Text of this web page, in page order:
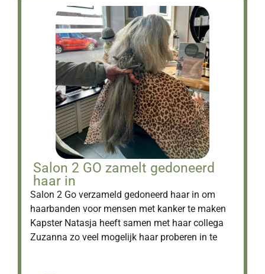
Salon 2 GO zamelt gedoneerd
haar in
Salon 2 Go verzameld gedoneerd haar in om
haarbanden voor mensen met kanker te maken
Kapster Natasja heeft samen met haar collega
Zuzanna zo veel mogelijk haar proberen in te